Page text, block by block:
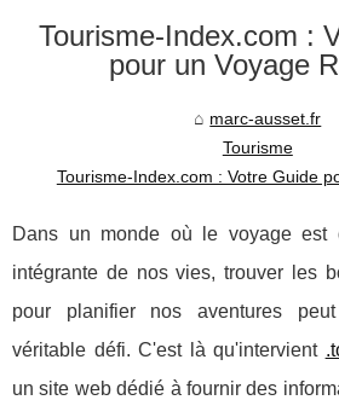
Tourisme-Index.com :
pour un Voyage
marc-ausset.fr
Tourisme
Tourisme-Index.com : Votre Guide
Dans un monde où le voyage est
intégrante de nos vies, trouver les
pour planifier nos aventures
véritable défi. C'est là qu'intervient
un site web dédié à fournir des